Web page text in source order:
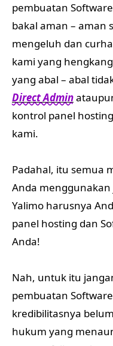
pembuatan
bakal aman – aman
mengeluh dan
kami yang
yang abal – abal
Direct Admin
kontrol panel
kami.
Padahal, itu semua
Anda
Yalimo harusnya
panel hosting dan
Anda!
Nah, untuk itu
pembuatan
kredibilitasnya
hukum yang